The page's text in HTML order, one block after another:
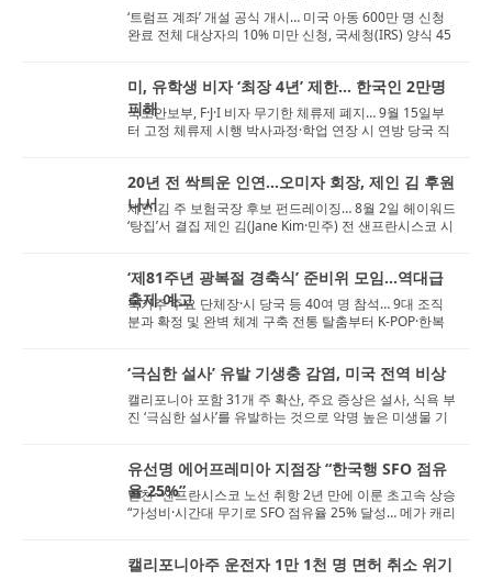
‘트럼프 계좌’ 개설 공식 개시… 미국 아동 600만 명 신청
완료 전체 대상자의 10% 미만 신청, 국세청(IRS) 양식 45
미, 유학생 비자 ‘최장 4년’ 제한… 한국인 2만명
피해
국토안보부, F·J·I 비자 무기한 체류제 폐지… 9월 15일부
터 고정 체류제 시행 박사과정·학업 연장 시 연방 당국 직
20년 전 싹틔운 인연...오미자 회장, 제인 김 후원
나서
제인 김 주 보험국장 후보 펀드레이징… 8월 2일 헤이워드
‘탕집’서 결집 제인 김(Jane Kim·민주) 전 샌프란시스코 시
‘제81주년 광복절 경축식’ 준비위 모임…역대급
축제 예고
북가주 주요 단체장·시 당국 등 40여 명 참석… 9대 조직
분과 확정 및 완벽 체계 구축 전통 탈춤부터 K-POP·한복
‘극심한 설사’ 유발 기생충 감염, 미국 전역 비상
캘리포니아 포함 31개 주 확산, 주요 증상은 설사, 식욕 부
진 ‘극심한 설사’를 유발하는 것으로 악명 높은 미생물 기
유선명 에어프레미아 지점장 “한국행 SFO 점유
율 25%”
인천~샌프란시스코 노선 취항 2년 만에 이룬 초고속 상승
“가성비·시간대 무기로 SFO 점유율 25% 달성… 메가 캐리
캘리포니아주 운전자 1만 1천 명 면허 취소 위기